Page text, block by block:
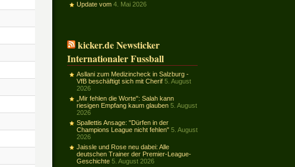
Update vom 4. Mai 2026
kicker.de Newsticker
Internationaler Fussball
Asllani zum Medizincheck in Salzburg -
VfB beschäftigt sich mit Cherif 5. August
2026
„Mir fehlen die Worte": Salah kann
riesigen Empfang kaum glauben 5. August
2026
Spallettis Ansage: "Dürfen in der
Champions League nicht fehlen" 5. August
2026
Jaissle und Rose neu dabei: Alle
deutschen Trainer der Premier-League-
Geschichte 5. August 2026